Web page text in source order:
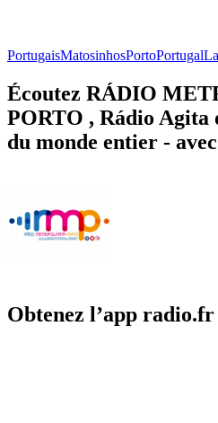
PortugaisMatosinhosPortoPortugal
Écoutez RÁDIO
PORTO , Rádio Agita
du monde entier -
Obtenez l’app